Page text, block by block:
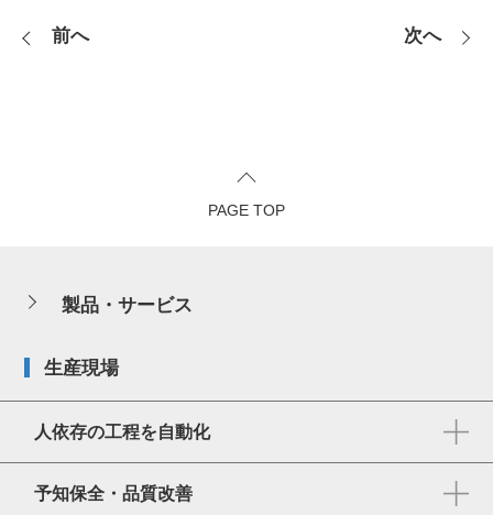
前へ 次へ
PAGE TOP
製品・サービス
生産現場
人依存の工程を自動化
予知保全・品質改善